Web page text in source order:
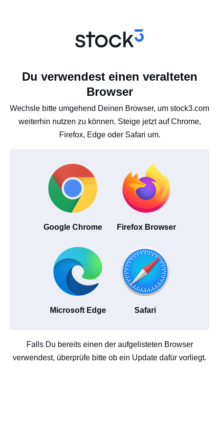
Du verwendest einen veralteten
Browser
Wechsle bitte umgehend Deinen Browser, um stock3.com
weiterhin nutzen zu können. Steige jetzt auf Chrome,
Firefox, Edge oder Safari um.
Google Chrome Firefox Browser
Microsoft Edge Safari
Falls Du bereits einen der aufgelisteten Browser
verwendest, überprüfe bitte ob ein Update dafür vorliegt.